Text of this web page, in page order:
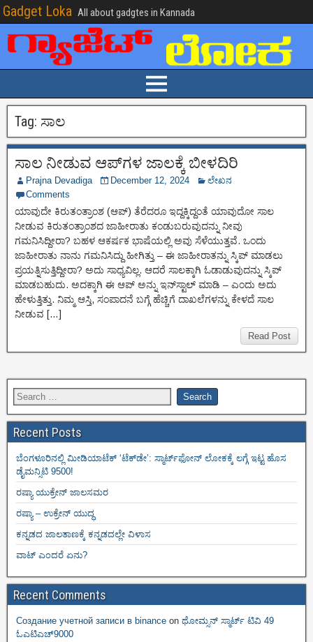
Gadget Loka All about gadgtes in Kannada
Tag: ಸಾಲ
ಸಾಲ ನೀಡುವ ಆಪ್‌ಗಳ ಜಾಲಕ್ಕೆ ಬೀಳದಿರಿ
Prajna Devadiga December 12, 2024
ಲೇಖನ
Comments
ಯಾವುದೇ ಕಿರುತಂತ್ರಾಂಶ (ಆಪ್) ತೆರೆದರೂ ಇದ್ದಕ್ಕಿದ್ದಂತೆ ಯಾವುದೋ ಸಾಲ
ನೀಡುವ ಕಿರುತಂತ್ರಾಂಶದ ಜಾಹೀರಾತು ಕಂಡುಬರುವುದನ್ನು ನೀವು
ಗಮನಿಸಿದ್ದೀರಾ? ಬಹಳ ಆಕರ್ಷಕ ಭಾಷೆಯಲ್ಲಿ ಅವು ಸೆಳೆಯುತ್ತವೆ. ಒಂದು
ಜಾಹೀರಾತು ನಾನು ಗಮನಿಸಿದ್ದು ಹೀಗಿತ್ತು – ಈ ಜಾಹೀರಾತನ್ನು ಸ್ಕಿಪ್ ಮಾಡಲು
ಪ್ರಯತ್ನಿಸುತ್ತಿದ್ದೀರಾ? ಅದು ಸಾಧ್ಯವಿಲ್ಲ. ಆದರೆ ಸಾಲಕ್ಕಾಗಿ ಓಡಾಡುವುದನ್ನು ಸ್ಕಿಪ್
ಮಾಡಬಹುದು. ಅದಕ್ಕಾಗಿ ಈ ಆಪ್ ಅನ್ನು ಇನ್‌ಸ್ಟಾಲ್ ಮಾಡಿ – ಎಂದು ಅದು
ಹೇಳುತ್ತಿತ್ತು. ನಿಮ್ಮ ಆಸ್ತಿ, ಸಂಪಾದನೆ ಬಗ್ಗೆ ಹೆಚ್ಚಿಗೆ ದಾಖಲೆಗಳನ್ನು ಕೇಳದೆ ಸಾಲ
ನೀಡುವ […]
Read Post
Recent Posts
ಬೆಂಗಳೂರಿನಲ್ಲಿ ಮೀಡಿಯಾಟೆಕ್‌ ‘ಟೆಕ್‌ಡೇ’: ಸ್ಮಾರ್ಟ್‌ಫೋನ್ ಲೋಕಕ್ಕೆ ಲಗ್ಗೆ ಇಟ್ಟ ಹೊಸ
ಡೈಮನ್ಸಿಟಿ 9500!
ರಷ್ಯಾ ಯುಕ್ರೇನ್ ಜಾಲಸಮರ
ರಷ್ಯಾ – ಉಕ್ರೇನ್ ಯುದ್ಧ
ಕನ್ನಡದ ಜಾಲತಾಣಕ್ಕೆ ಕನ್ನಡದಲ್ಲೇ ವಿಳಾಸ
ವಾಟ್ ಎಂದರೆ ಏನು?
Recent Comments
Создание учетной записи в binance on ಥೋಮ್ಸನ್ ಸ್ಮಾರ್ಟ್‌ ಟಿವಿ 49
ಓಎಟಿಎಚ್9000